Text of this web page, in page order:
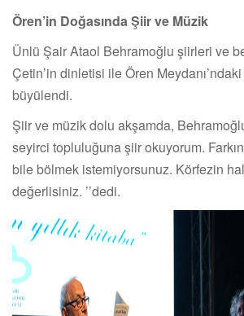
Ören’in Doğasında Şiir ve Müzik
Ünlü Şair Ataol Behramoğlu şiirleri ve
Çetin’in dinletisi ile Ören
büyülendi.
Şiir ve müzik dolu akşamda,
seyirci topluluğuna şiir okuyorum.
bile bölmek istemiyorsunuz. Körfezin
değerlisiniz. ’’dedi.